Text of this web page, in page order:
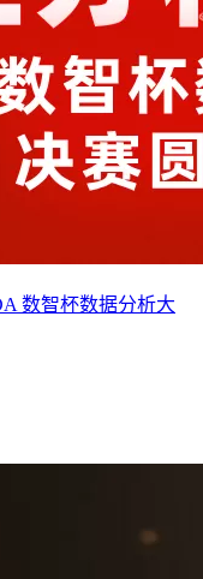
数智杯数据分析大